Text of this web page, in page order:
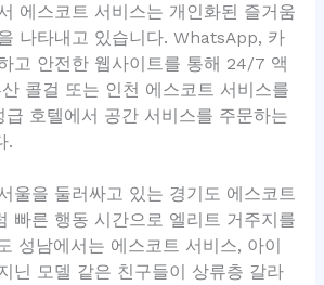
에스코트 서비스는 개인화된 즐거움
나타내고 있습니다. WhatsApp, 카
고 안전한 웹사이트를 통해 24/7 액
콜걸 또는 인천 에스코트 서비스를
급 호텔에서 공간 서비스를 주문하는
.
울을 둘러싸고 있는 경기도 에스코트
빠른 행동 시간으로 엘리트 거주지를
성남에서는 에스코트 서비스, 아이
닌 모델 같은 친구들이 상류층 갈라